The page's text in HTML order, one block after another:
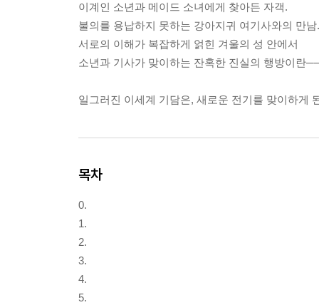
이계인 소년과 메이드 소녀에게 찾아든 자객.
불의를 용납하지 못하는 강아지귀 여기사와의 만남.
서로의 이해가 복잡하게 얽힌 겨울의 성 안에서
소년과 기사가 맞이하는 잔혹한 진실의 행방이란
일그러진 이세계 기담은, 새로운 전기를 맞이하게
목차
0.
1.
2.
3.
4.
5.